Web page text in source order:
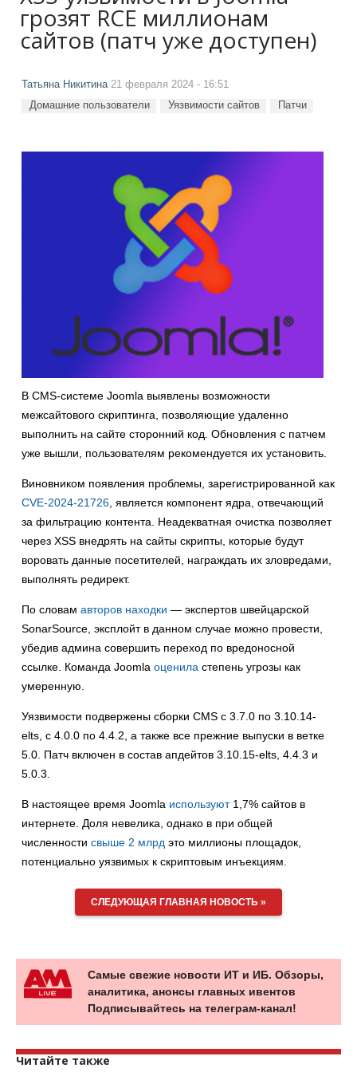
грозят RCE миллионам
сайтов (патч уже доступен)
Татьяна Никитина21 февраля 2024 - 16:51
Домашние пользователи Уязвимости сайтов Патчи
В CMS-системе Joomla выявлены возможности
межсайтового скриптинга, позволяющие удаленно
выполнить на сайте сторонний код. Обновления с патчем
уже вышли, пользователям рекомендуется их установить.
Виновником появления проблемы, зарегистрированной как
CVE-2024-21726, является компонент ядра, отвечающий
за фильтрацию контента. Неадекватная очистка позволяет
через XSS внедрять на сайты скрипты, которые будут
воровать данные посетителей, награждать их зловредами,
выполнять редирект.
По словам авторов находки — экспертов швейцарской
SonarSource, эксплойт в данном случае можно провести,
убедив админа совершить переход по вредоносной
ссылке. Команда Joomla оценила степень угрозы как
умеренную.
Уязвимости подвержены сборки CMS с 3.7.0 по 3.10.14-
elts, с 4.0.0 по 4.4.2, а также все прежние выпуски в ветке
5.0. Патч включен в состав апдейтов 3.10.15-elts, 4.4.3 и
5.0.3.
В настоящее время Joomla используют1,7% сайтов в
интернете. Доля невелика, однако в при общей
численности свыше 2 млрд это миллионы площадок,
потенциально уязвимых к скриптовым инъекциям.
СЛЕДУЮЩАЯ ГЛАВНАЯ НОВОСТЬ »
Самые свежие новости ИТ и ИБ. Обзоры,
аналитика, анонсы главных ивентов
Подписывайтесь на телеграм-канал!
Читайте также